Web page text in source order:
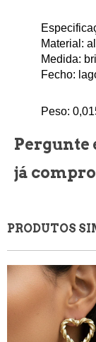
Material:
Medida:
Fecho:
Peso:
Pergunte
já
PRODUTOS